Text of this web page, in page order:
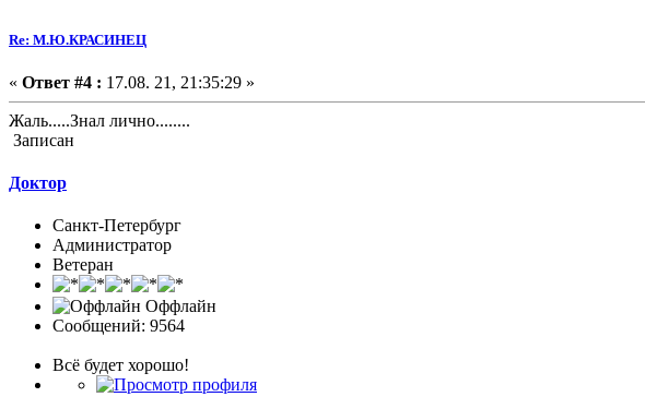
Re: М.Ю.КРАСИНЕЦ
« Ответ #4 : 17.08. 21, 21:35:29 »
Жаль.....Знал лично........
Записан
Доктор
Санкт-Петербург
Администратор
Ветеран
Оффлайн
Сообщений: 9564
Всё будет хорошо!